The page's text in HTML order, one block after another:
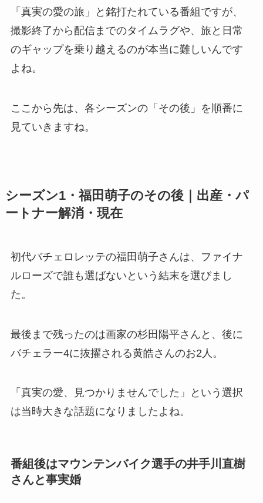
「真実の愛の旅」と銘打たれている番組ですが、
撮影終了から配信までのタイムラグや、旅と日常
のギャップを乗り越えるのが本当に難しいんです
よね。
ここから先は、各シーズンの「その後」を順番に
見ていきますね。
シーズン1・福田萌子のその後｜出産・パ
ートナー解消・現在
初代バチェロレッテの福田萌子さんは、ファイナ
ルローズで誰も選ばないという結末を選びまし
た。
最後まで残ったのは画家の杉田陽平さんと、後に
バチェラー4に抜擢される黄皓さんのお2人。
「真実の愛、見つかりませんでした」という選択
は当時大きな話題になりましたよね。
番組後はマウンテンバイク選手の井手川直樹
さんと事実婚